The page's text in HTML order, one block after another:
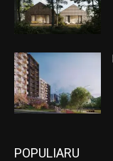
POPULIARU